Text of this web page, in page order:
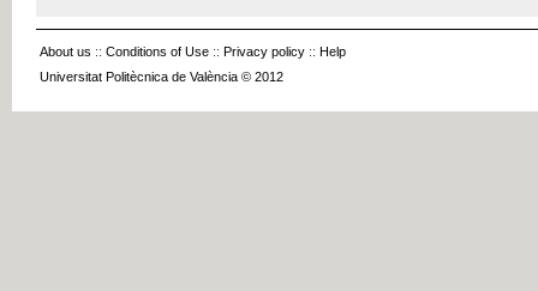
About us :: Conditions of Use :: Privacy policy :: Help
Universitat Politècnica de València © 2012